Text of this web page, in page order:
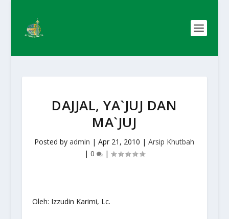
DAJJAL, YA`JUJ DAN
MA`JUJ
Posted byadmin |Apr 21, 2010 |Arsip Khutbah
| 0 |
Oleh: Izzudin Karimi, Lc.